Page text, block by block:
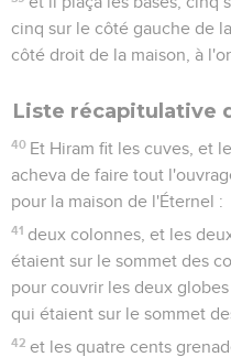
cinq sur le côté gauche de
côté droit de la maison, à
Liste récapitulative
40 Et Hiram fit les cuves, et
acheva de faire tout
pour la maison de l'Éternel :
41 deux colonnes, et les
étaient sur le sommet des
pour couvrir les deux
qui étaient sur le sommet
42 et les quatre cents